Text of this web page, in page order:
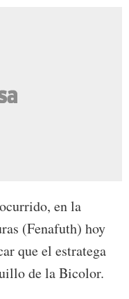
en la
(Fenafuth) hoy
que el estratega
de la Bicolor.